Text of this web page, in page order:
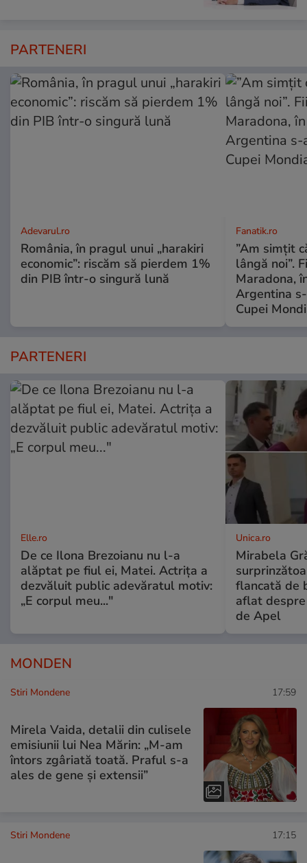
PARTENERI
Adevarul.ro
România, în pragul unui „harakiri
economic”: riscăm să pierdem 1%
din PIB într-o singură lună
Fanatik.ro
”Am simțit
lângă noi”.
Maradona,
Argentina
Cupei
PARTENERI
Elle.ro
De ce Ilona Brezoianu nu l-a
alăptat pe fiul ei, Matei. Actrița a
dezvăluit public adevăratul motiv:
„E corpul meu..."
Unica.ro
Mirabela
flancată de
aflat
de Apel
MONDEN
Stiri Mondene 17:59
Mirela Vaida, detalii din culisele
emisiunii lui Nea Mărin: „M-am
întors zgâriată toată. Praful s-a
ales de gene și extensii”
Stiri Mondene 17:15